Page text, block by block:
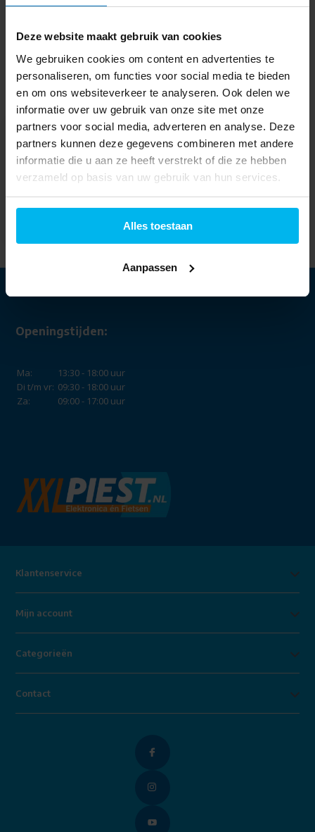
Deze website maakt gebruik van cookies
We gebruiken cookies om content en advertenties te
personaliseren, om functies voor social media te bieden
en om ons websiteverkeer te analyseren. Ook delen we
informatie over uw gebruik van onze site met onze
partners voor social media, adverteren en analyse. Deze
partners kunnen deze gegevens combineren met andere
informatie die u aan ze heeft verstrekt of die ze hebben
verzameld op basis van uw gebruik van hun services.
Alles toestaan
Aanpassen
Specificaties
Thule VeloCompact 2
fietsen - 13 pin
Openingstijden:
Ma:
13:30 - 18:00 uur
Di t/m vr: 09:30 - 18:00 uur
Za:
09:00 - 17:00 uur
Klantenservice
Mijn account
Categorieën
Contact